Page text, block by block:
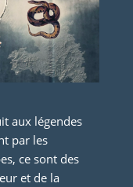
aux légendes
par les
ce sont des
et de la